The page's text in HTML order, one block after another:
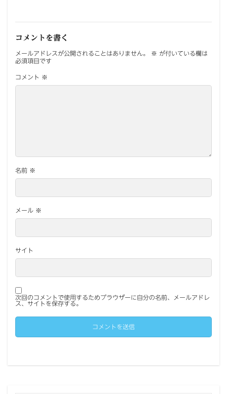
コメントを書く
メールアドレスが公開されることはありません。 ※ が付いている欄は
必須項目です
コメント ※
名前 ※
メール ※
サイト
次回のコメントで使用するためブラウザーに自分の名前、メールアドレ
ス、サイトを保存する。